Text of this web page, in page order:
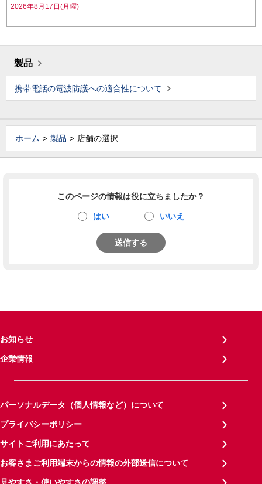
2026年8月17日(月曜)
製品
携帯電話の電波防護への適合性について
ホーム 製品 店舗の選択
このページの情報は役に立ちましたか？
はい いいえ
送信する
お知らせ
企業情報
パーソナルデータ（個人情報など）について
プライバシーポリシー
サイトご利用にあたって
お客さまご利用端末からの情報の外部送信について